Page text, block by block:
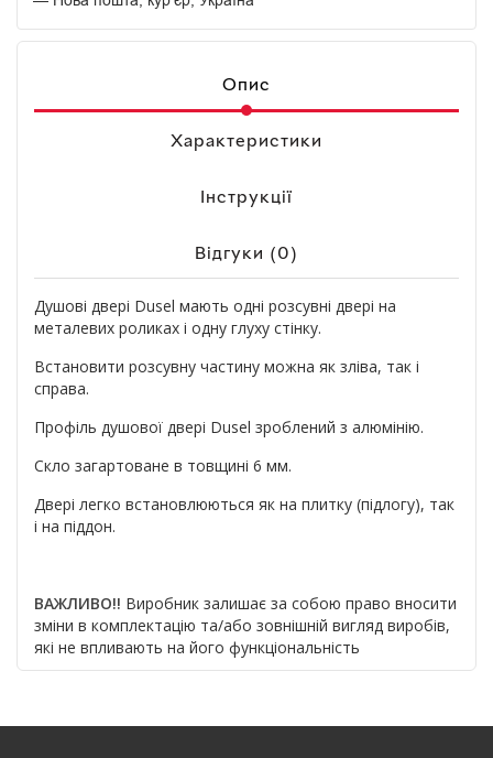
Опис
Характеристики
Інструкції
Відгуки (0)
Душові двері Dusel мають одні розсувні двері на
металевих роликах і одну глуху стінку.
Встановити розсувну частину можна як зліва, так і
справа.
Профіль душової двері Dusel зроблений з алюмінію.
Скло загартоване в товщині 6 мм.
Двері легко встановлюються як на плитку (підлогу), так
і на піддон.
ВАЖЛИВО!! Виробник залишає за собою право вносити
зміни в комплектацію та/або зовнішній вигляд виробів,
які не впливають на його функціональність